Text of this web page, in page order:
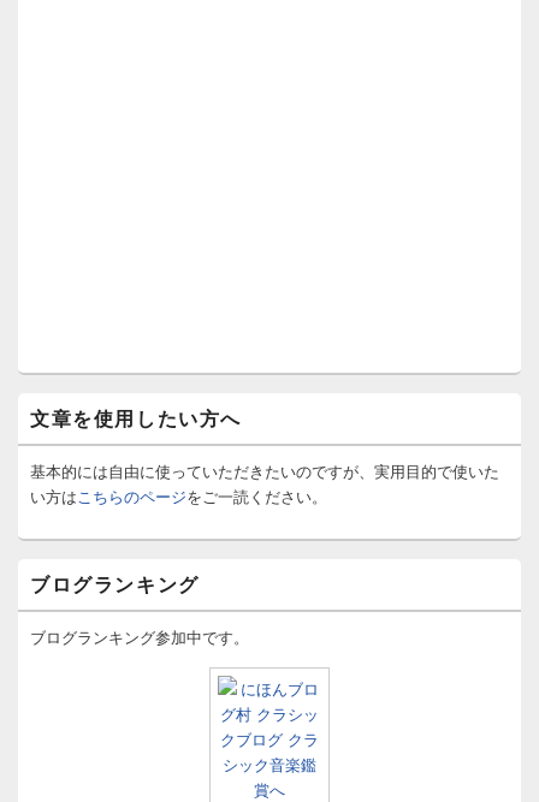
文章を使用したい方へ
基本的には自由に使っていただきたいのですが、実用目的で使いた
い方は こちらのページをご一読ください。
ブログランキング
ブログランキング参加中です。